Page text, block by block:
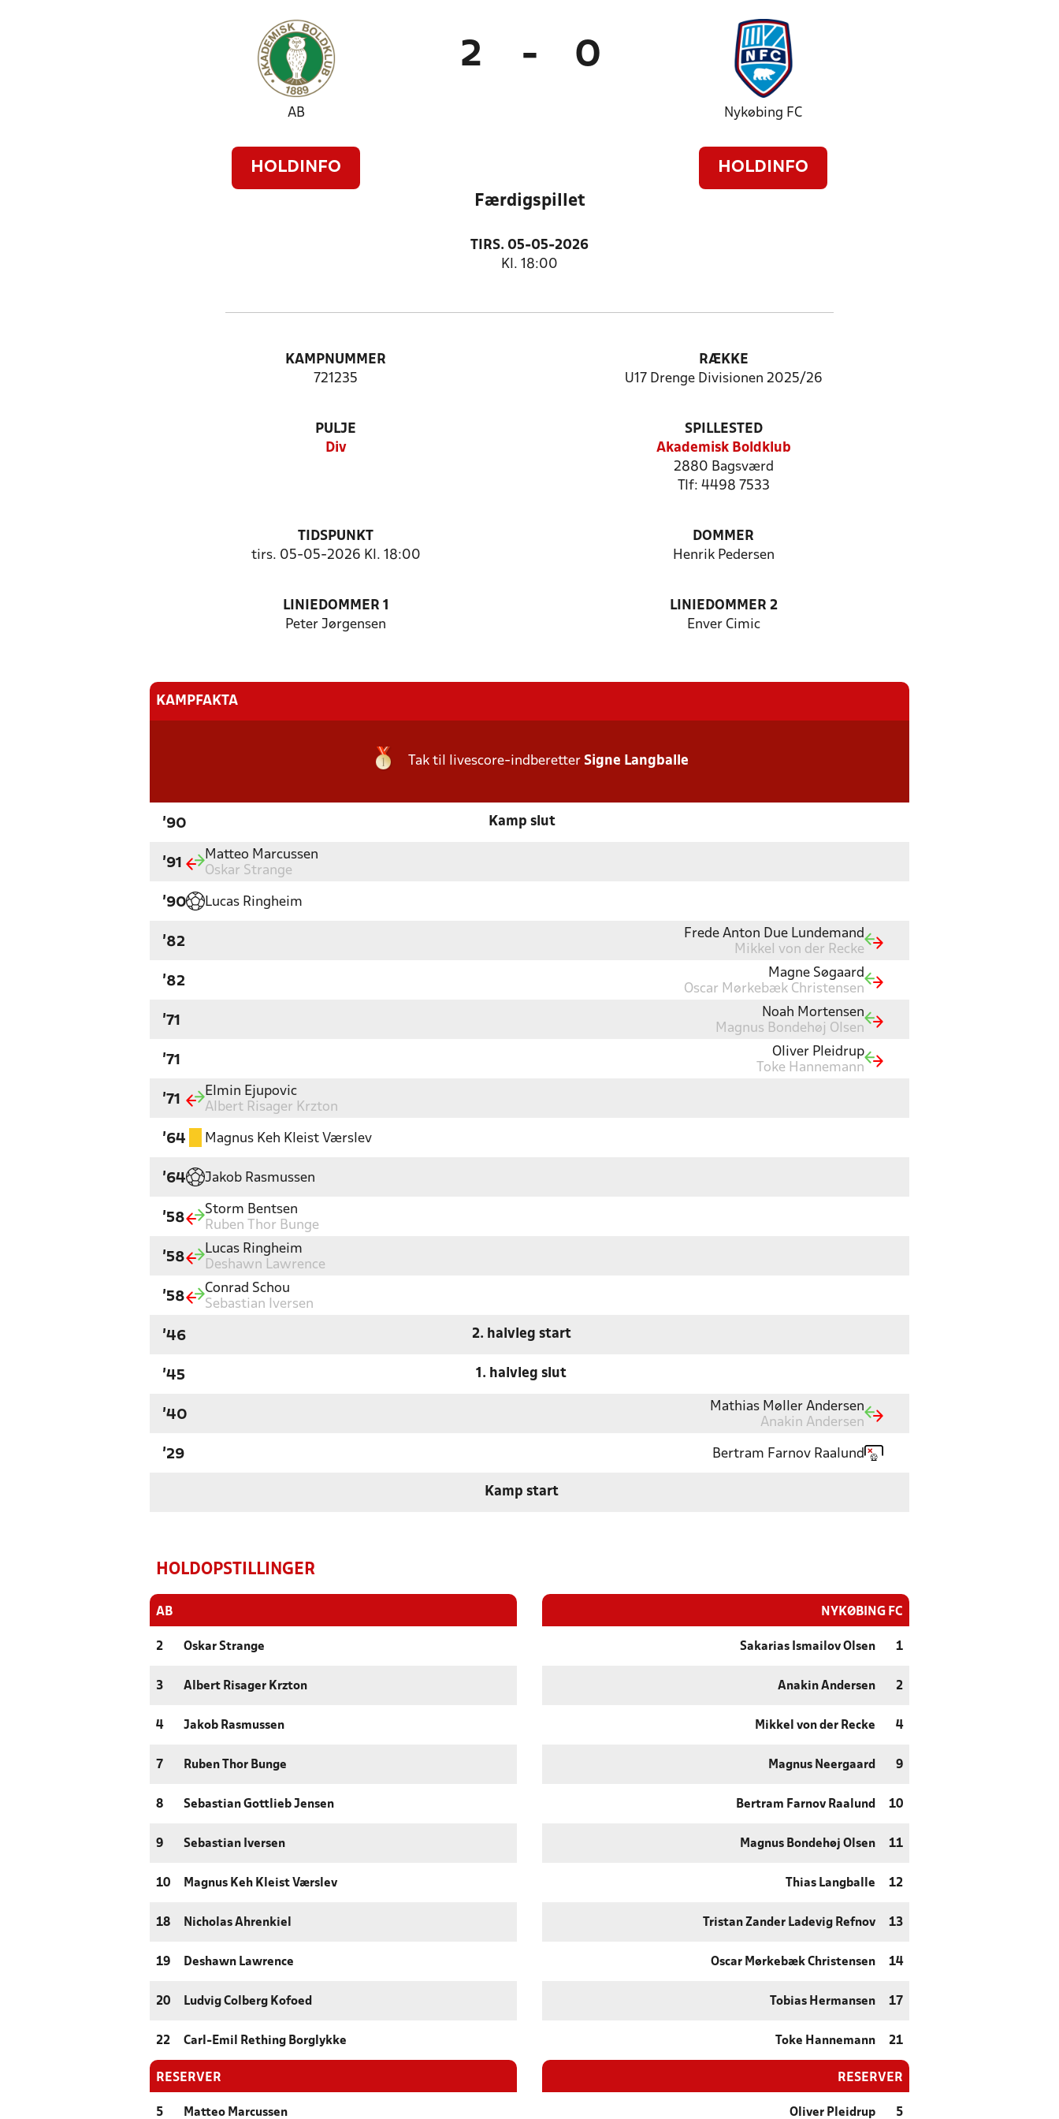
AB
HOLDINFO
2 - 0
Nykøbing FC
HOLDINFO
Færdigspillet
TIRS. 05-05-2026
Kl. 18:00
KAMPNUMMER
721235
RÆKKE
U17 Drenge Divisionen 2025/26
PULJE
Div
SPILLESTED
Akademisk Boldklub
2880 Bagsværd
Tlf: 4498 7533
TIDSPUNKT
tirs. 05-05-2026 Kl. 18:00
DOMMER
Henrik Pedersen
LINIEDOMMER 1
Peter Jørgensen
LINIEDOMMER 2
Enver Cimic
KAMPFAKTA
Tak til livescore-indberetter Signe Langballe
'90 Kamp slut
'91
Matteo Marcussen
Oskar Strange
'90 Lucas Ringheim
'82
Frede Anton Due Lundemand
Mikkel von der Recke
'82
Magne Søgaard
Oscar Mørkebæk Christensen
'71
Noah Mortensen
Magnus Bondehøj Olsen
'71
Oliver Pleidrup
Toke Hannemann
'71
Elmin Ejupovic
Albert Risager Krzton
'64 Magnus Keh Kleist Værslev
'64 Jakob Rasmussen
'58
Storm Bentsen
Ruben Thor Bunge
'58
Lucas Ringheim
Deshawn Lawrence
'58
Conrad Schou
Sebastian Iversen
'46 2. halvleg start
'45 1. halvleg slut
'40
Mathias Møller Andersen
Anakin Andersen
'29 Bertram Farnov Raalund
Kamp start
HOLDOPSTILLINGER
AB
2 Oskar Strange
3 Albert Risager Krzton
4 Jakob Rasmussen
7 Ruben Thor Bunge
8 Sebastian Gottlieb Jensen
9 Sebastian Iversen
10 Magnus Keh Kleist Værslev
18 Nicholas Ahrenkiel
19 Deshawn Lawrence
20 Ludvig Colberg Kofoed
22 Carl-Emil Rething Borglykke
RESERVER
5 Matteo Marcussen
NYKØBING FC
Sakarias Ismailov Olsen 1
Anakin Andersen 2
Mikkel von der Recke 4
Magnus Neergaard 9
Bertram Farnov Raalund 10
Magnus Bondehøj Olsen 11
Thias Langballe 12
Tristan Zander Ladevig Refnov 13
Oscar Mørkebæk Christensen 14
Tobias Hermansen 17
Toke Hannemann 21
RESERVER
Oliver Pleidrup 5